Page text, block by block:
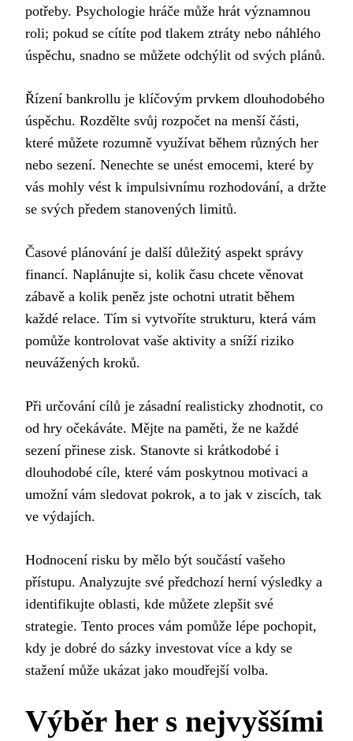
potřeby. Psychologie hráče může hrát významnou
roli; pokud se cítíte pod tlakem ztráty nebo náhlého
úspěchu, snadno se můžete odchýlit od svých plánů.
Řízení bankrollu je klíčovým prvkem dlouhodobého
úspěchu. Rozdělte svůj rozpočet na menší části,
které můžete rozumně využívat během různých her
nebo sezení. Nenechte se unést emocemi, které by
vás mohly vést k impulsivnímu rozhodování, a držte
se svých předem stanovených limitů.
Časové plánování je další důležitý aspekt správy
financí. Naplánujte si, kolik času chcete věnovat
zábavě a kolik peněz jste ochotni utratit během
každé relace. Tím si vytvoříte strukturu, která vám
pomůže kontrolovat vaše aktivity a sníží riziko
neuvážených kroků.
Při určování cílů je zásadní realisticky zhodnotit, co
od hry očekáváte. Mějte na paměti, že ne každé
sezení přinese zisk. Stanovte si krátkodobé i
dlouhodobé cíle, které vám poskytnou motivaci a
umožní vám sledovat pokrok, a to jak v ziscích, tak
ve výdajích.
Hodnocení risku by mělo být součástí vašeho
přístupu. Analyzujte své předchozí herní výsledky a
identifikujte oblasti, kde můžete zlepšit své
strategie. Tento proces vám pomůže lépe pochopit,
kdy je dobré do sázky investovat více a kdy se
stažení může ukázat jako moudřejší volba.
Výběr her s nejvyššími